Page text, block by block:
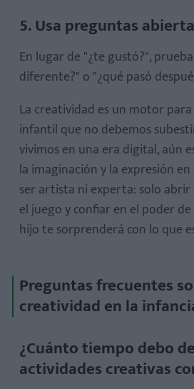
5. Usa preguntas
En lugar de "¿te gustó?",
diferente?" o "¿qué pasó
La creatividad es un motor
infantil que no debemos
vivimos en una era digital, aún
la imaginación y la expresión en
ser artista ni experta: solo
el juego y confiar en el poder
hijo te sorprenderá con lo que
Preguntas frecuentes
creatividad en la
¿Cuánto tiempo debo
actividades creativas